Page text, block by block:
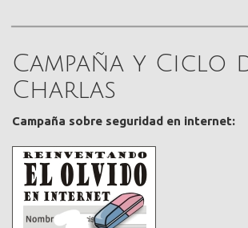
Campaña y Ciclo
Charlas
Campaña sobre seguridad en internet: